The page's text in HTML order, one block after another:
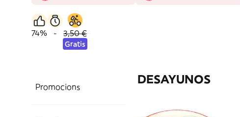
74% - 3,50 €
Gratis
Promocions
DESAYUNOS